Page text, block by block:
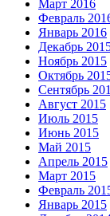
Март 2016
Февраль
Январь 2016
Декабрь
Ноябрь 2015
Октябрь
Сентябрь
Август 2015
Июль 2015
Июнь 2015
Май 2015
Апрель 2015
Март 2015
Февраль
Январь 2015